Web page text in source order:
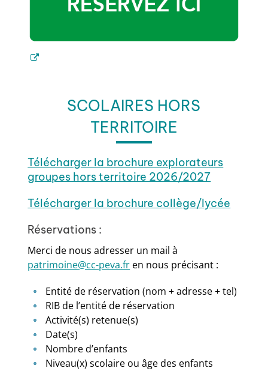
SCOLAIRES HORS
TERRITOIRE
Télécharger la brochure explorateurs
groupes hors territoire 2026/2027
Télécharger la brochure collège/lycée
Réservations :
Merci de nous adresser un mail à
patrimoine@cc-peva.fr en nous précisant :
Entité de réservation (nom + adresse + tel)
RIB de l’entité de réservation
Activité(s) retenue(s)
Date(s)
Nombre d’enfants
Niveau(x) scolaire ou âge des enfants